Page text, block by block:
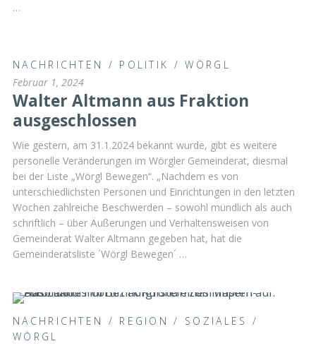
…
NACHRICHTEN / POLITIK /WÖRGL
Februar 1, 2024
Walter Altmann aus Fraktion
ausgeschlossen
Wie gestern, am 31.1.2024 bekannt wurde, gibt es weitere
personelle Veränderungen im Wörgler Gemeinderat, diesmal
bei der Liste „Wörgl Bewegen“. „Nachdem es von
unterschiedlichsten Personen und Einrichtungen in den letzten
Wochen zahlreiche Beschwerden – sowohl mündlich als auch
schriftlich – über Äußerungen und Verhaltensweisen von
Gemeinderat Walter Altmann gegeben hat, hat die
Gemeinderatsliste ´Wörgl Bewegen´ …
NACHRICHTEN / REGION / SOZIALES
/
WÖRGL